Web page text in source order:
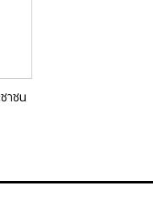
าชน